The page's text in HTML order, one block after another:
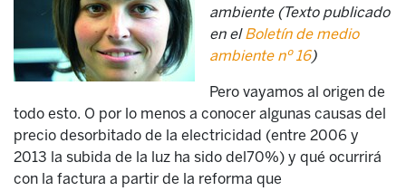
ambiente (Texto publicado
en elBoletín de medio
ambiente nº 16)
Pero vayamos al origen de
todo esto. O por lo menos a conocer algunas causas del
precio desorbitado de la electricidad (entre 2006 y
2013 la subida de la luz ha sido del70%) y qué ocurrirá
con la factura a partir de la reforma que